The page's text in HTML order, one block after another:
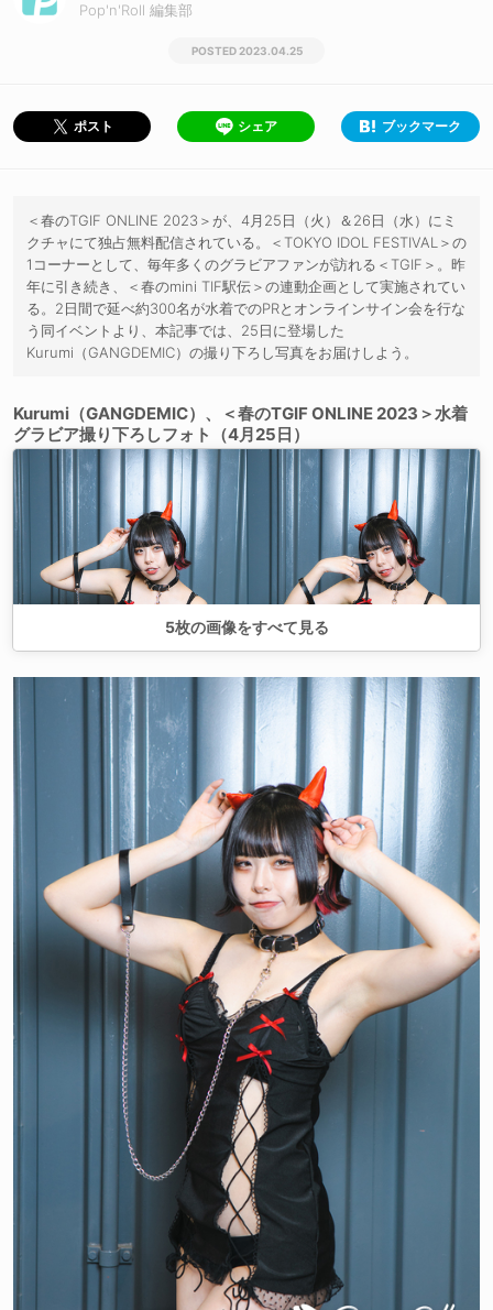
Pop'n'Roll 編集部
2023.04.25
ポスト シェア ブックマーク
＜春のTGIF ONLINE 2023＞が、4月25日（火）＆26日（水）にミ
クチャにて独占無料配信されている。＜TOKYO IDOL FESTIVAL＞の
1コーナーとして、毎年多くのグラビアファンが訪れる＜TGIF＞。昨
年に引き続き、＜春のmini TIF駅伝＞の連動企画として実施されてい
る。2日間で延べ約300名が水着でのPRとオンラインサイン会を行な
う同イベントより、本記事では、25日に登場した
Kurumi（GANGDEMIC）の撮り下ろし写真をお届けしよう。
Kurumi（GANGDEMIC）、＜春のTGIF ONLINE 2023＞水着
グラビア撮り下ろしフォト（4月25日）
5枚の画像をすべて見る